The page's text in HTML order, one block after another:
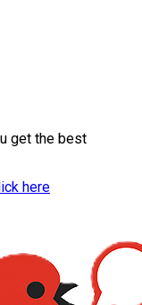
get the best
here